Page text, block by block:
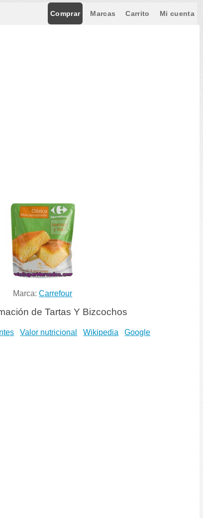
Comprar Marcas Carrito Mi cuenta
Marca:Carrefour
de Tartas Y Bizcochos
Valor nutricional Wikipedia Google